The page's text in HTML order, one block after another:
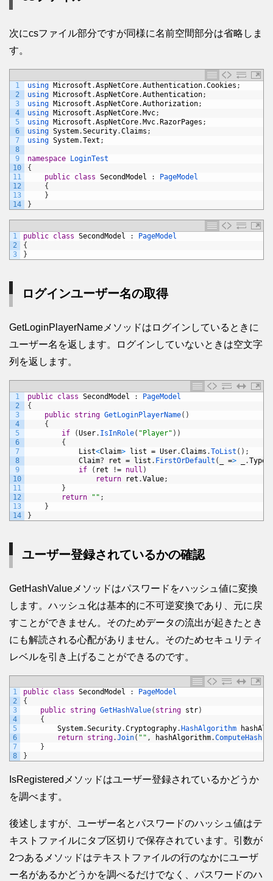
次にcsファイル部分ですが同様に名前空間部分は省略しま
す。
1
2
3
4
5
6
7
8
9
10
11
12
13
14
using Microsoft .AspNetCore.Authentication.Cookies ;
using Microsoft .AspNetCore.Authentication;
using Microsoft .AspNetCore.Authorization;
using Microsoft .AspNetCore. Mvc;
using Microsoft .AspNetCore. Mvc. RazorPages ;
using System.Security.Claims ;
using System.Text ;
namespace
LoginTest
{
public class SecondModel :
PageModel
{
}
}
1
2
3
public class SecondModel :
PageModel
{
}
ログインユーザー名の取得
GetLoginPlayerNameメソッドはログインしているときに
ユーザー名を返します。ログインしていないときは空文字
列を返します。
1
2
3
4
5
6
7
8
9
10
11
12
13
14
public class SecondModel :
PageModel
{
public string GetLoginPlayerName( )
{
if
(User. IsInRole( "Player" ) )
{
List<Claim> list = User.Claims .ToList ( ) ;
Claim? ret = list . FirstOrDefault ( => .Type
if
( ret != null )
return
ret .Value;
}
return
"" ;
}
}
ユーザー登録されているかの確認
GetHashValueメソッドはパスワードをハッシュ値に変換
します。ハッシュ化は基本的に不可逆変換であり、元に戻
すことができません。そのためデータの流出が起きたとき
にも解読される心配がありません。そのためセキュリティ
レベルを引き上げることができるのです。
1
2
3
4
5
6
7
8
public class SecondModel :
PageModel
{
public string GetHashValue( string str)
{
System.Security.Cryptography. HashAlgorithm
return string.Join( "" , hashAlgorithm.ComputeHash
}
}
IsRegisteredメソッドはユーザー登録されているかどうか
を調べます。
後述しますが、ユーザー名とパスワードのハッシュ値はテ
キストファイルにタブ区切りで保存されています。引数が
2つあるメソッドはテキストファイルの行のなかにユーザ
ー名があるかどうかを調べるだけでなく、パスワードのハ